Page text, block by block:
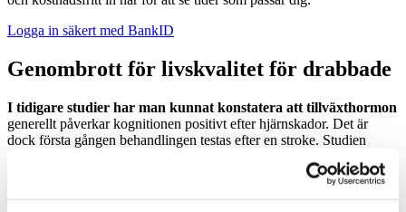
Logga in säkert med BankID
Genombrott för livskvalitet för drabbade
I tidigare studier har man kunnat konstatera att tillväxthormon
generellt påverkar kognitionen positivt efter hjärnskador. Det är
dock första gången behandlingen testas efter en stroke. Studien
Tillväxthormon visade sig även vara bra för hjärnans